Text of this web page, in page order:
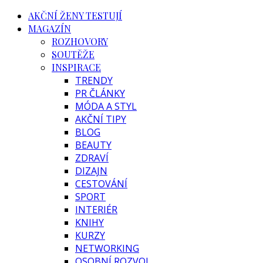
AKČNÍ ŽENY TESTUJÍ
MAGAZÍN
ROZHOVORY
SOUTĚŽE
INSPIRACE
TRENDY
PR ČLÁNKY
MÓDA A STYL
AKČNÍ TIPY
BLOG
BEAUTY
ZDRAVÍ
DIZAJN
CESTOVÁNÍ
SPORT
INTERIÉR
KNIHY
KURZY
NETWORKING